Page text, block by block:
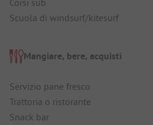
Corsi sub
Scuola di windsurf/kitesurf
Mangiare, bere, acquisti
Servizio pane fresco
Trattoria o ristorante
Snack bar